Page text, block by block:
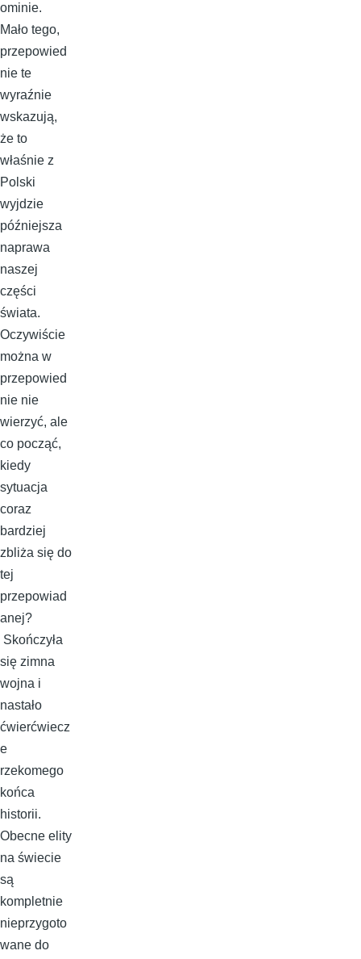
ominie.
Mało tego,
przepowied
nie te
wyraźnie
wskazują,
że to
właśnie z
Polski
wyjdzie
późniejsza
naprawa
naszej
części
świata.
Oczywiście
można w
przepowied
nie nie
wierzyć, ale
co począć,
kiedy
sytuacja
coraz
bardziej
zbliża się do
tej
przepowiad
anej?
Skończyła
się zimna
wojna i
nastało
ćwierćwiecz
e
rzekomego
końca
historii.
Obecne elity
na świecie
są
kompletnie
nieprzygoto
wane do